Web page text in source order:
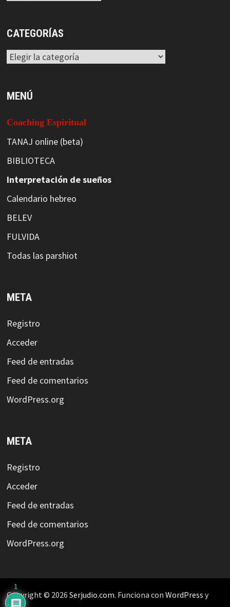
CATEGORÍAS
Categorías
MENÚ
Coaching Espiritual
TANAJ online (beta)
BIBLIOTECA
Interpretación de sueños
Calendario hebreo
BELEV
FULVIDA
Todas las parshiot
META
Registro
Acceder
Feed de entradas
Feed de comentarios
WordPress.org
META
Registro
Acceder
Feed de entradas
Feed de comentarios
WordPress.org
Copyright © 2026 Serjudio.com. Funciona con WordPress y
1